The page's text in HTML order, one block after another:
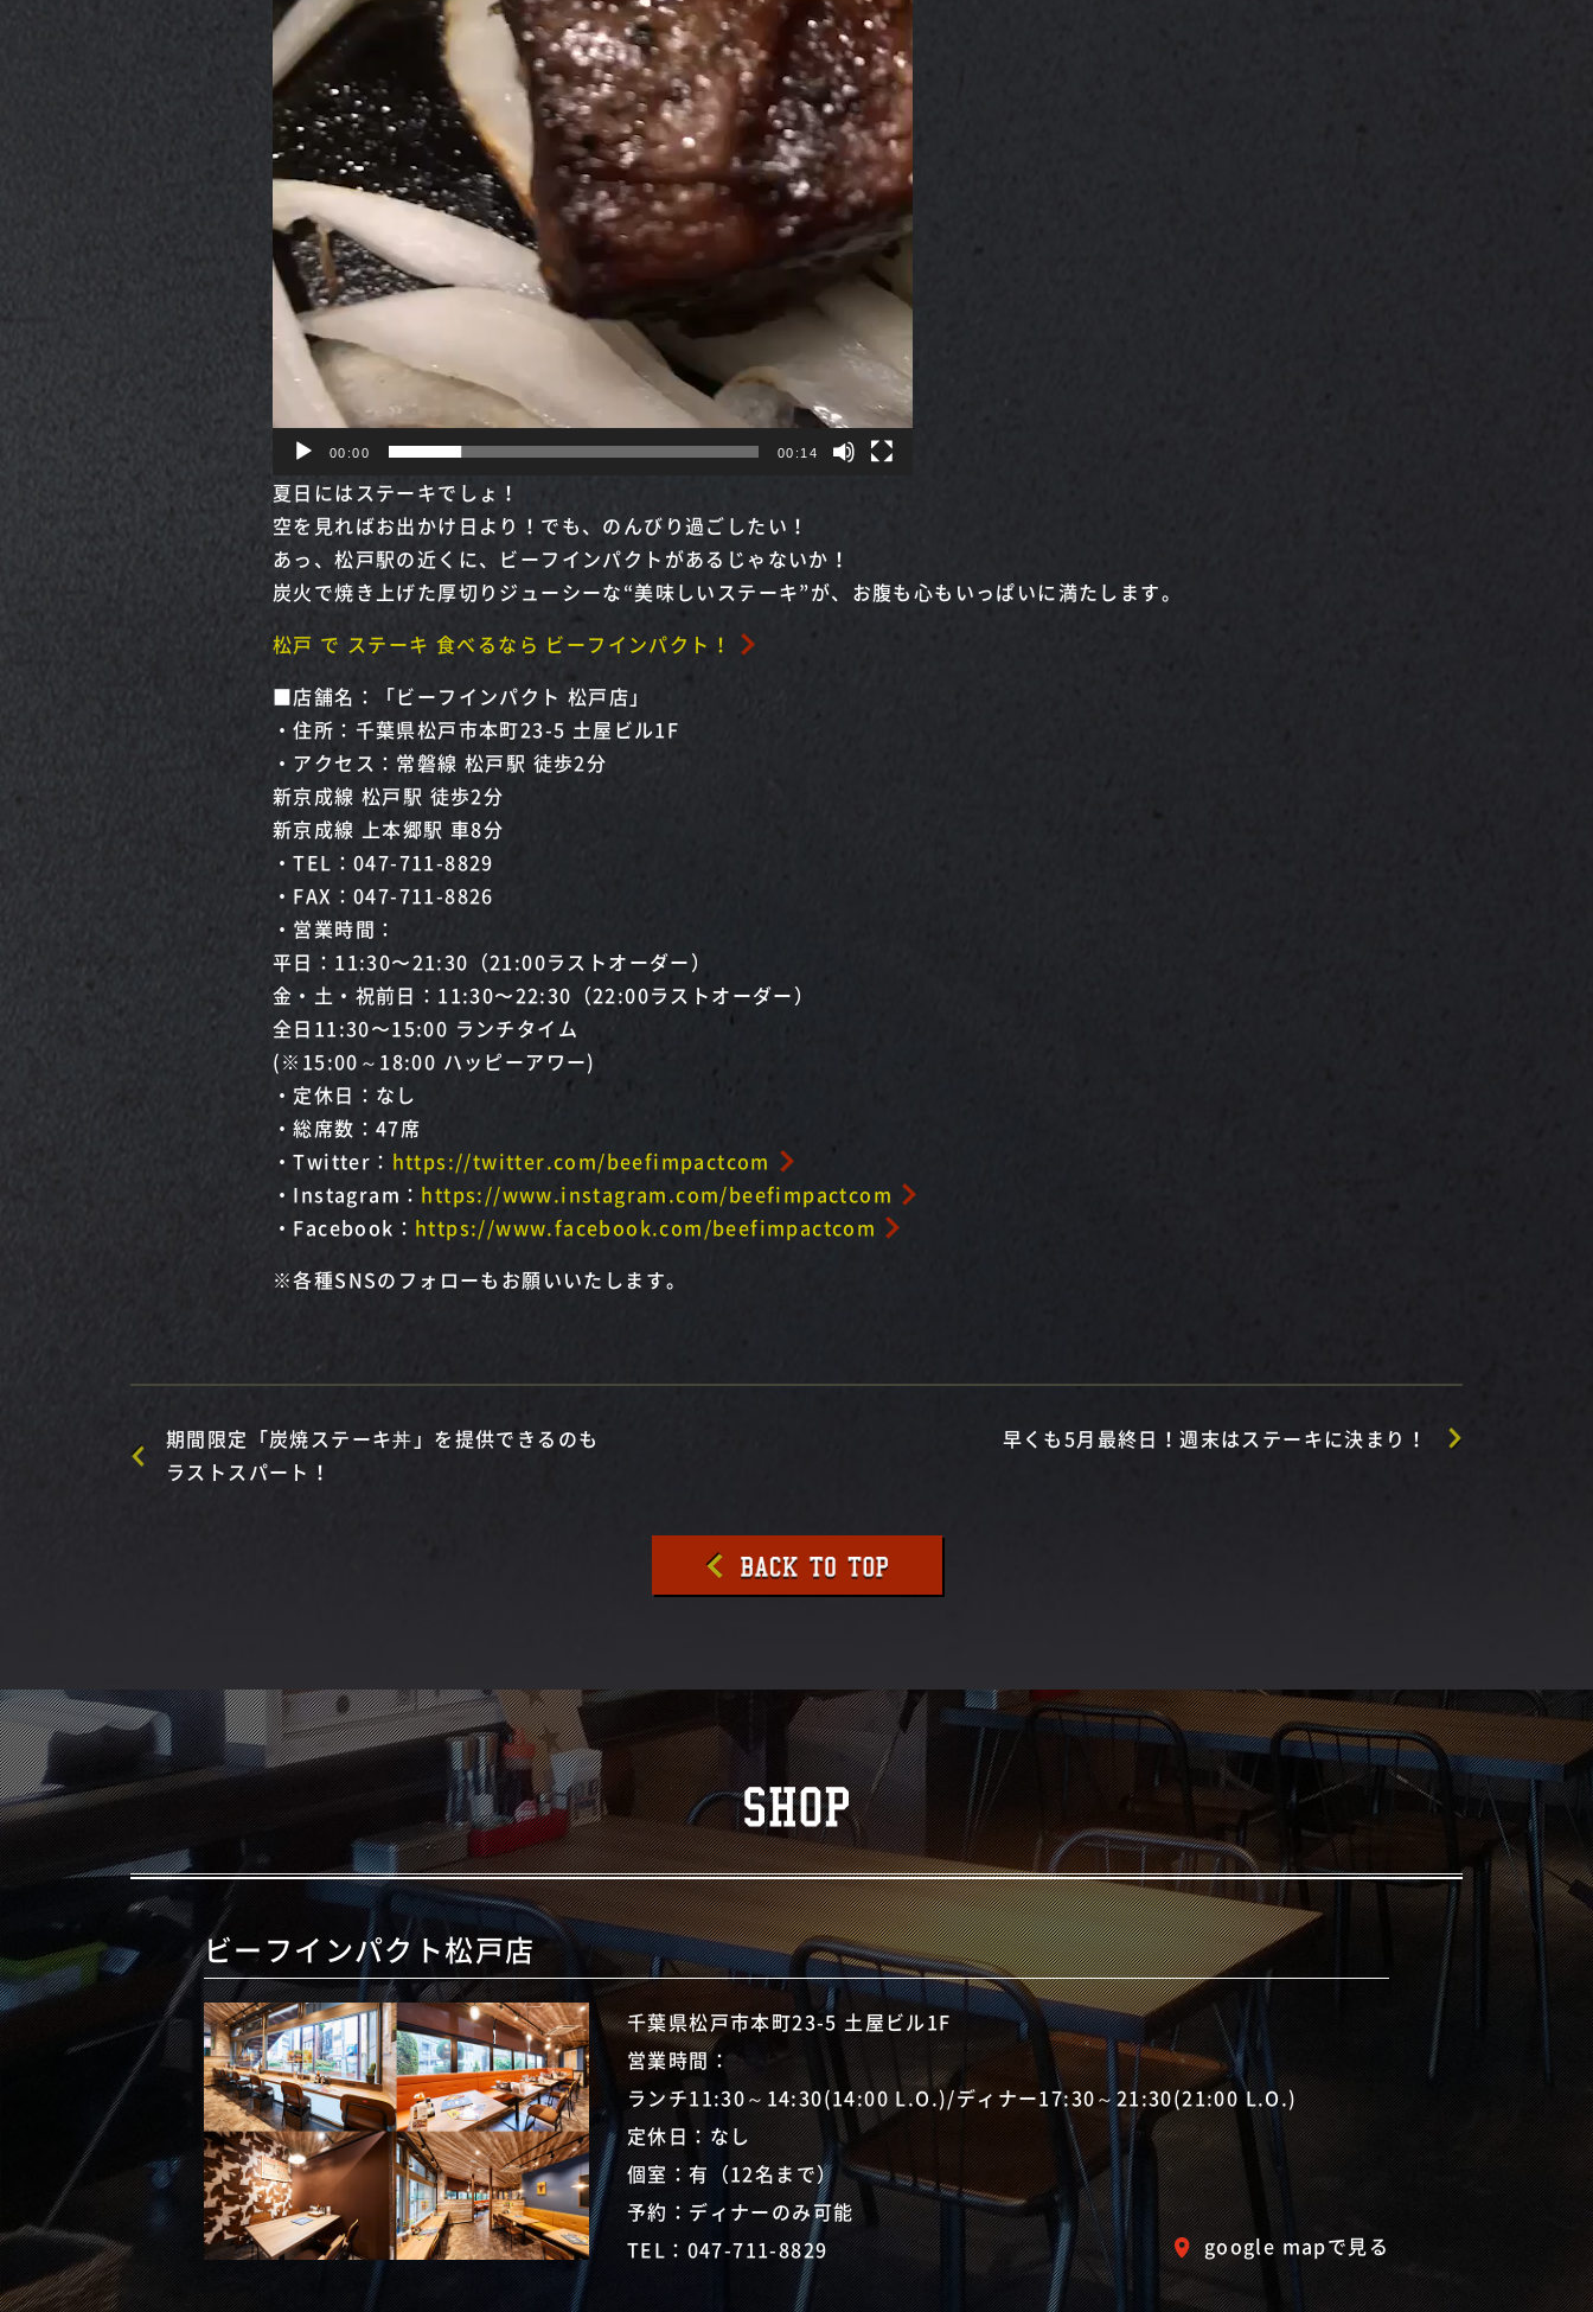
00:00 00:14
夏日にはステーキでしょ！
空を見ればお出かけ日より！でも、のんびり過ごしたい！
あっ、松戸駅の近くに、ビーフインパクトがあるじゃないか！
炭火で焼き上げた厚切りジューシーな“美味しいステーキ”が、お腹も心もいっぱいに満たします。
松戸 で ステーキ 食べるなら ビーフインパクト！
■店舗名：「ビーフインパクト 松戸店」
・住所：千葉県松戸市本町23-5 土屋ビル1F
・アクセス：常磐線 松戸駅 徒歩2分
新京成線 松戸駅 徒歩2分
新京成線 上本郷駅 車8分
・TEL：047-711-8829
・FAX：047-711-8826
・営業時間：
平日：11:30〜21:30（21:00ラストオーダー）
金・土・祝前日：11:30〜22:30（22:00ラストオーダー）
全日11:30〜15:00 ランチタイム
(※15:00～18:00 ハッピーアワー)
・定休日：なし
・総席数：47席
・Twitter： https://twitter.com/beefimpactcom
・Instagram： https://www.instagram.com/beefimpactcom
・Facebook： https://www.facebook.com/beefimpactcom
※各種SNSのフォローもお願いいたします。
期間限定「炭焼ステーキ丼」を提供できるのも
ラストスパート！
早くも5月最終日！週末はステーキに決まり！
ビーフインパクト松戸店
千葉県松戸市本町23-5 土屋ビル1F
営業時間：
ランチ11:30～14:30(14:00 L.O.)/ディナー17:30～21:30(21:00 L.O.)
定休日：なし
個室：有（12名まで）
予約：ディナーのみ可能
TEL：047-711-8829 google mapで見る